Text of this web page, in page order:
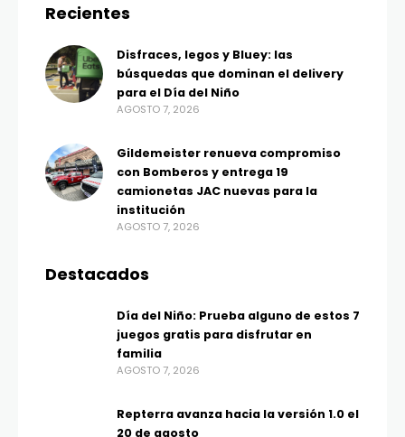
Recientes
Disfraces, legos y Bluey: las
búsquedas que dominan el delivery
para el Día del Niño
AGOSTO 7, 2026
Gildemeister renueva compromiso
con Bomberos y entrega 19
camionetas JAC nuevas para la
institución
AGOSTO 7, 2026
Destacados
Día del Niño: Prueba alguno de estos 7
juegos gratis para disfrutar en
familia
AGOSTO 7, 2026
Repterra avanza hacia la versión 1.0 el
20 de agosto